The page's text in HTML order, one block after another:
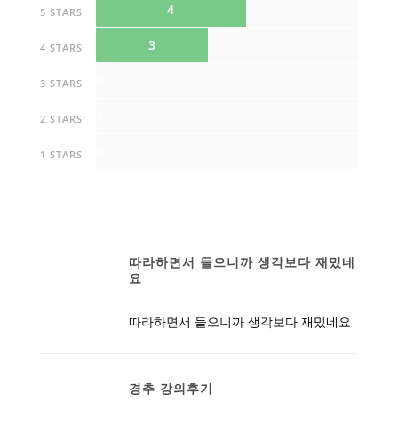
5 STARS 4
4 STARS 3
3 STARS
2 STARS
1 STARS
따라하면서 들으니까 생각보다 재밌네
요
따라하면서 들으니까 생각보다 재밌네요
경추 강의후기